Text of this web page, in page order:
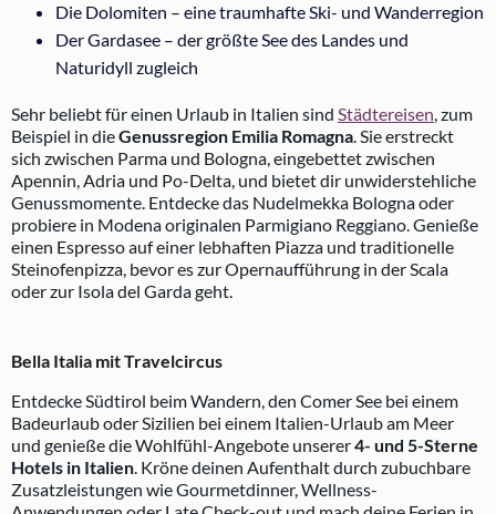
Die Dolomiten – eine traumhafte Ski- und Wanderregion
Der Gardasee – der größte See des Landes und
Naturidyll zugleich
Sehr beliebt für einen Urlaub in Italien sind Städtereisen, zum
Beispiel in dieGenussregion Emilia Romagna. Sie erstreckt
sich zwischen Parma und Bologna, eingebettet zwischen
Apennin, Adria und Po-Delta, und bietet dir unwiderstehliche
Genussmomente. Entdecke das Nudelmekka Bologna oder
probiere in Modena originalen Parmigiano Reggiano. Genieße
einen Espresso auf einer lebhaften Piazza und traditionelle
Steinofenpizza, bevor es zur Opernaufführung in der Scala
oder zur Isola del Garda geht.
Bella Italia mit Travelcircus
Entdecke Südtirol beim Wandern, den Comer See bei einem
Badeurlaub oder Sizilien bei einem Italien-Urlaub am Meer
und genieße die Wohlfühl-Angebote unserer4- und 5-Sterne
Hotels in Italien. Kröne deinen Aufenthalt durch zubuchbare
Zusatzleistungen wie Gourmetdinner, Wellness-